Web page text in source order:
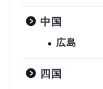
中国
広島
四国